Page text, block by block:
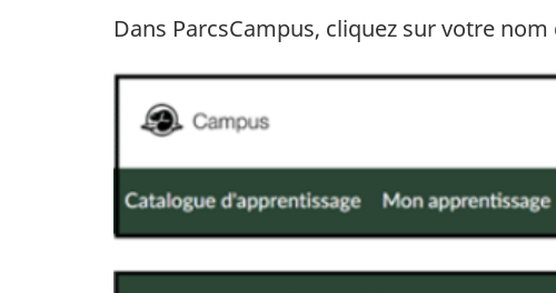
Dans ParcsCampus, cliquez sur votre